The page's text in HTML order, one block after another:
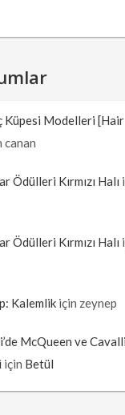
Küpesi Modelleri [Hair
canan
Ödülleri Kırmızı Halı
Ödülleri Kırmızı Halı
Kalemlik için zeynep
McQueen ve Cavalli
için Betül